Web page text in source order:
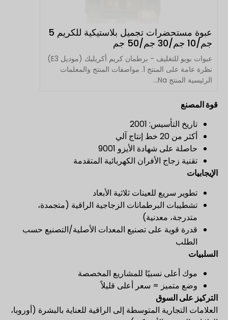
عبوة مستحضرات تجميل بلاستيكية للكريم 5
جم/10 جم/30 جم/50 جم
عبوات بويو للتغليف - برطمان كريم أكريليك (موديل E3)
نظرة عامة على المنتج 1. مواصفات المنتج والمعلمات
الرئيسية المنتج Na...
قوة المصنع
تاريخ التأسيس: 2001
أكثر من 20 خط إنتاج آلي
حاصلة على شهادة الأيزو 9001
تقنية زجاج الأفران الكهربائية المتقدمة
الإيجابيات
تطوير سريع للعينات ثلاثية الأبعاد
تشطيبات البرطمانات الزجاجية الراقية (متجمدة،
متدرجة، معدنية)
قدرة قوية على تصنيع المعدات الأصلية/التصنيع حسب
الطلب
السلبيات
موك أعلى نسبيًا للمشاريع المخصصة
وضع متميز = سعر أعلى قليلاً
التركيز على السوق
العلامات التجارية المتوسطة إلى الراقية للعناية بالبشرة (أوروبا،